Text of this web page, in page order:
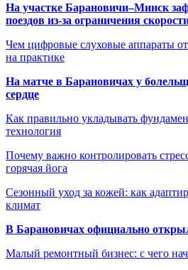
На участке Барановичи–Минск
поездов из-за ограничения
Чем цифровые слуховые аппараты
на практике
На матче в Барановичах у
сердце
Как правильно укладывать
технология
Почему важно контролировать
горячая йога
Сезонный уход за кожей: как
климат
В Барановичах официально
Малый ремонтный бизнес: с чего